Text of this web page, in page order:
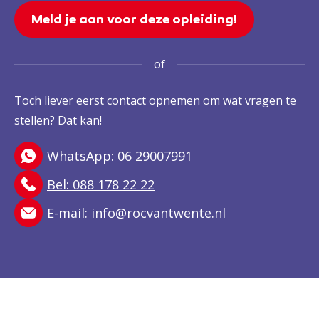
Meld je aan voor deze opleiding!
of
Toch liever eerst contact opnemen om wat vragen te
stellen? Dat kan!
WhatsApp: 06 29007991
Bel: 088 178 22 22
E-mail: info@rocvantwente.nl